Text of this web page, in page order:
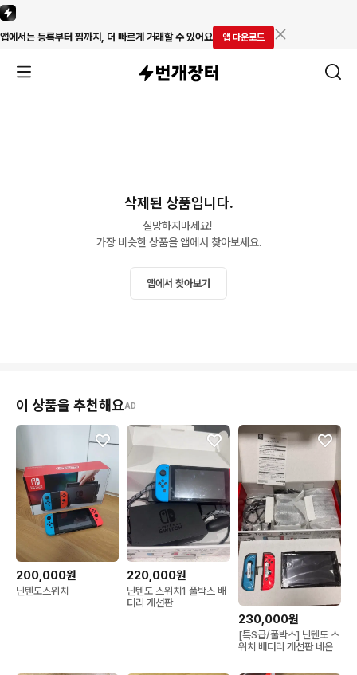
앱에서는 등록부터 찜까지, 더 빠르게 거래할 수 있어요 앱 다운로드
삭제된 상품입니다.
실망하지마세요!
가장 비슷한 상품을 앱에서 찾아보세요.
앱에서 찾아보기
이 상품을 추천해요AD
200,000원
닌텐도스위치
220,000원
닌텐도 스위치1 풀박스 배
터리 개선판
230,000원
[특S급/풀박스] 닌텐도 스
위치 배터리 개선판 네온